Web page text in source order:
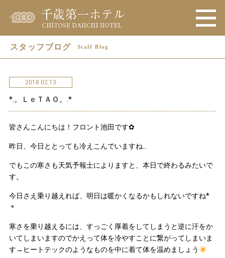
スタッフブログ Staff Blog
2018.02.13
*.。ＬｅＴＡＯ。.*
皆さんこんにちは！フロント池田です✿
昨日、今日ととっても冷えこんでいますね…
でもこの寒さも天気予報士によりますと、本日で終わるみたいで
す。
今日さえ乗り越えれば、明日は暖かくなるかもしれないですね*
＊
寒さを乗り越えるには、すっごく厚着をしてしまうと逆に汗をか
いてしまいますのでかえって体を冷やすことに繋がってしまいま
す→ヒートテックのようなものを中に着て体を温めましょう